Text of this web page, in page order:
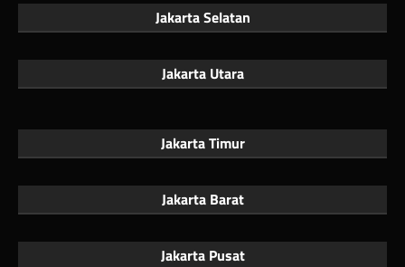
Jakarta Selatan
Jakarta Utara
Jakarta Timur
Jakarta Barat
Jakarta Pusat